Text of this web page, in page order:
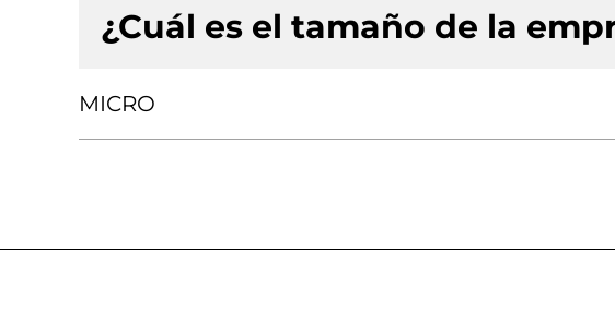
¿Cuál es el tamaño de la
MICRO